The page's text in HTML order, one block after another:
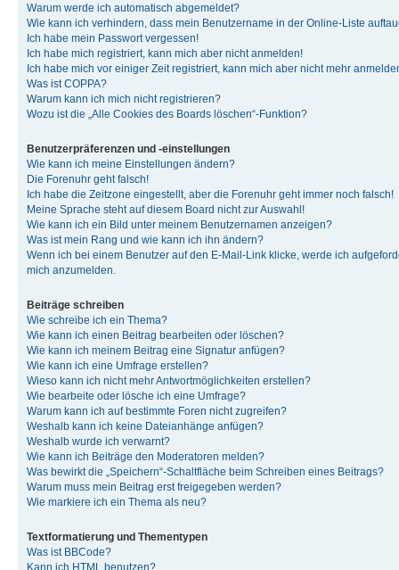
Warum werde ich automatisch abgemeldet?
Wie kann ich verhindern, dass mein Benutzername in der Online-Liste
Ich habe mein Passwort vergessen!
Ich habe mich registriert, kann mich aber nicht anmelden!
Ich habe mich vor einiger Zeit registriert, kann mich aber nicht mehr
Was ist COPPA?
Warum kann ich mich nicht registrieren?
Wozu ist die „Alle Cookies des Boards löschen“-Funktion?
Benutzerpräferenzen und -einstellungen
Wie kann ich meine Einstellungen ändern?
Die Forenuhr geht falsch!
Ich habe die Zeitzone eingestellt, aber die Forenuhr geht immer noch falsch!
Meine Sprache steht auf diesem Board nicht zur Auswahl!
Wie kann ich ein Bild unter meinem Benutzernamen anzeigen?
Was ist mein Rang und wie kann ich ihn ändern?
Wenn ich bei einem Benutzer auf den E-Mail-Link klicke, werde ich
mich anzumelden.
Beiträge schreiben
Wie schreibe ich ein Thema?
Wie kann ich einen Beitrag bearbeiten oder löschen?
Wie kann ich meinem Beitrag eine Signatur anfügen?
Wie kann ich eine Umfrage erstellen?
Wieso kann ich nicht mehr Antwortmöglichkeiten erstellen?
Wie bearbeite oder lösche ich eine Umfrage?
Warum kann ich auf bestimmte Foren nicht zugreifen?
Weshalb kann ich keine Dateianhänge anfügen?
Weshalb wurde ich verwarnt?
Wie kann ich Beiträge den Moderatoren melden?
Was bewirkt die „Speichern“-Schaltfläche beim Schreiben eines Beitrags?
Warum muss mein Beitrag erst freigegeben werden?
Wie markiere ich ein Thema als neu?
Textformatierung und Thementypen
Was ist BBCode?
Kann ich HTML benutzen?